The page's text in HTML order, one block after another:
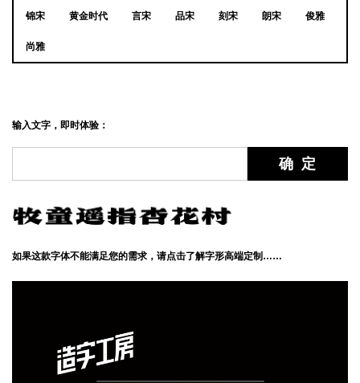
锦宋 黄金时代 言宋 品宋 刻宋 朗宋 俊雅
尚雅
输入文字，即时体验：
如果这款字体不能满足您的需求，请点击了解字形高端定制……